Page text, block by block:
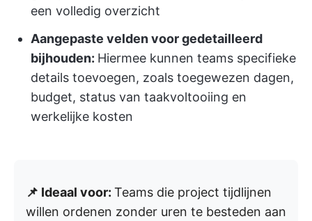
een volledig overzicht
Aangepaste velden voor gedetailleerd
bijhouden: Hiermee kunnen teams specifieke
details toevoegen, zoals toegewezen dagen,
budget, status van taakvoltooiing en
werkelijke kosten
📌 Ideaal voor: Teams die project tijdlijnen
willen ordenen zonder uren te besteden aan